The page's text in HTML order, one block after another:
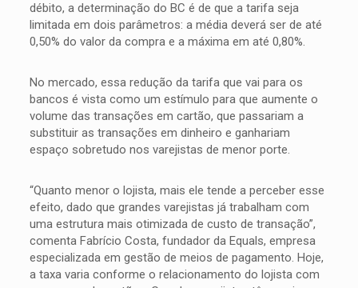
débito, a determinação do BC é de que a tarifa seja
limitada em dois parâmetros: a média deverá ser de até
0,50% do valor da compra e a máxima em até 0,80%.
No mercado, essa redução da tarifa que vai para os
bancos é vista como um estímulo para que aumente o
volume das transações em cartão, que passariam a
substituir as transações em dinheiro e ganhariam
espaço sobretudo nos varejistas de menor porte.
“Quanto menor o lojista, mais ele tende a perceber esse
efeito, dado que grandes varejistas já trabalham com
uma estrutura mais otimizada de custo de transação”,
comenta Fabrício Costa, fundador da Equals, empresa
especializada em gestão de meios de pagamento. Hoje,
a taxa varia conforme o relacionamento do lojista com